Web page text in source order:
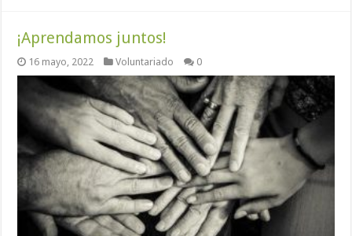
¡Aprendamos juntos!
16 mayo, 2022 Voluntariado 0